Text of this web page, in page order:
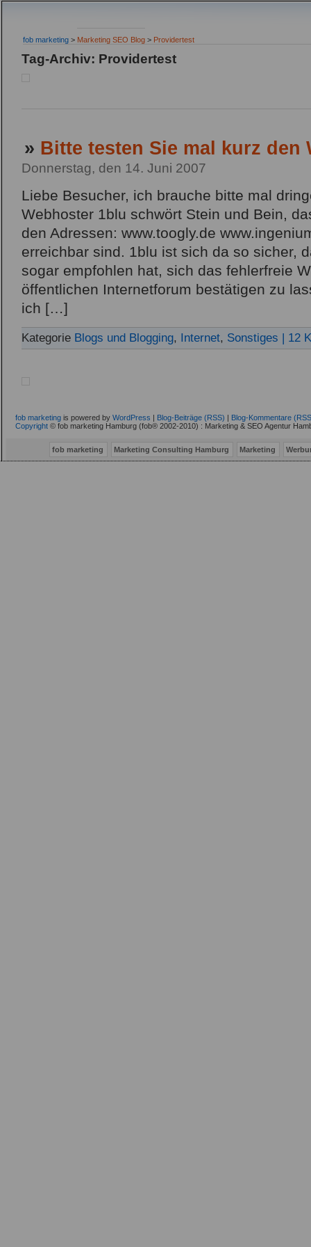
fob marketing > Marketing SEO Blog > Providertest
Tag-Archiv: Providertest
» Bitte testen Sie mal kurz den
Donnerstag, den 14. Juni 2007
Liebe Besucher, ich brauche bitte mal
Webhoster 1blu schwört Stein und Bein,
den Adressen: www.toogly.de
erreichbar sind. 1blu ist sich da so sicher,
sogar empfohlen hat, sich das fehlerfreie
öffentlichen Internetforum bestätigen zu
ich […]
Kategorie Blogs und Blogging, Internet, Sonstiges | 12
fob marketing is powered by WordPress Blog-Beiträge (RSS)
Blog-Kommentare
Copyright © fob marketing Hamburg (fob® 2002-2010) : Marketing & SEO Agentur
fob marketing Marketing Consulting Hamburg Marketing